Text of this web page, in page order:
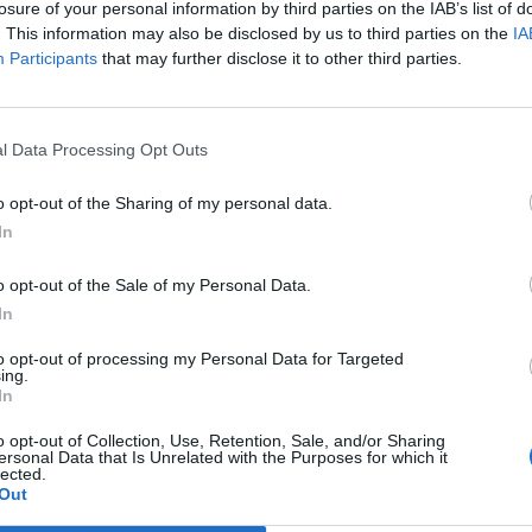
of your personal information by third parties on the IAB’s list of
This information may also be disclosed by us to third parties on the
Participants that may further disclose it to other third parties.
Data Processing Opt Outs
opt-out of the Sharing of my personal data.
opt-out of the Sale of my Personal Data.
opt-out of processing my Personal Data for Targeted
opt-out of Collection, Use, Retention, Sale, and/or Sharing
Data that Is Unrelated with the Purposes for which it
de lo que espera que sea un cambio de
récordde esta temporada, se sumará que
200 millones de dólares anualespor sus
tienen hasta el 1 de noviembre para decidir si
próximos años también están confirmados ya la
en Toronto,San FranciscoyPortland
de dólares.
es la unidad de estrategia e inteligencia de
plataforma de datos monitoriza en tiempo real el
Primera FEB y otra veintena de Euroliga, Eurocup y
también contabiliza la asistencia a todos los
y música en España, así como más